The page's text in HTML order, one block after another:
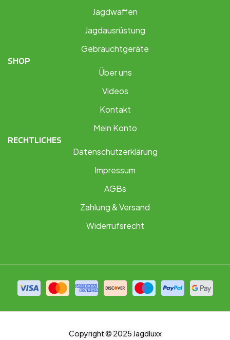
Jagdwaffen
Jagdausrüstung
Gebrauchtgeräte
SHOP
Über uns
Videos
Kontakt
Mein Konto
RECHTLICHES
Datenschutzerklärung
Impressum
AGBs
Zahlung & Versand
Widerrufsrecht
Copyright © 2025 Jagdluxx